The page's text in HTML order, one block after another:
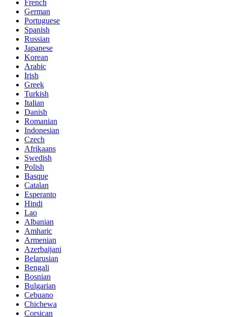
French
German
Portuguese
Spanish
Russian
Japanese
Korean
Arabic
Irish
Greek
Turkish
Italian
Danish
Romanian
Indonesian
Czech
Afrikaans
Swedish
Polish
Basque
Catalan
Esperanto
Hindi
Lao
Albanian
Amharic
Armenian
Azerbaijani
Belarusian
Bengali
Bosnian
Bulgarian
Cebuano
Chichewa
Corsican